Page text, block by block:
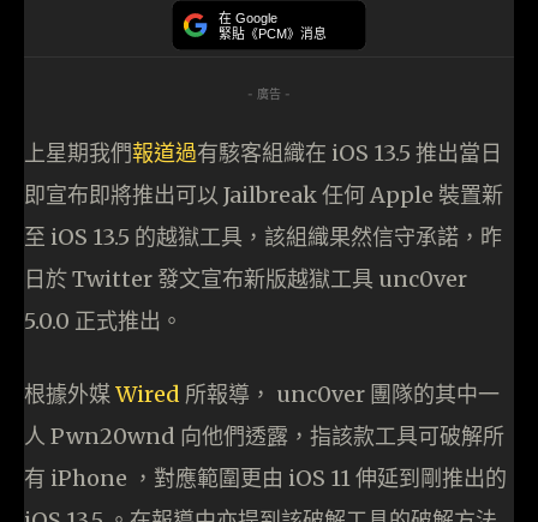
在 Google
緊貼《PCM》消息
- 廣告 -
上星期我們報道過有駭客組織在 iOS 13.5 推出當日
即宣布即將推出可以 Jailbreak 任何 Apple 裝置新
至 iOS 13.5 的越獄工具，該組織果然信守承諾，昨
日於 Twitter 發文宣布新版越獄工具 unc0ver
5.0.0 正式推出。
根據外媒Wired 所報導， unc0ver 團隊的其中一
人 Pwn20wnd 向他們透露，指該款工具可破解所
有 iPhone ，對應範圍更由 iOS 11 伸延到剛推出的